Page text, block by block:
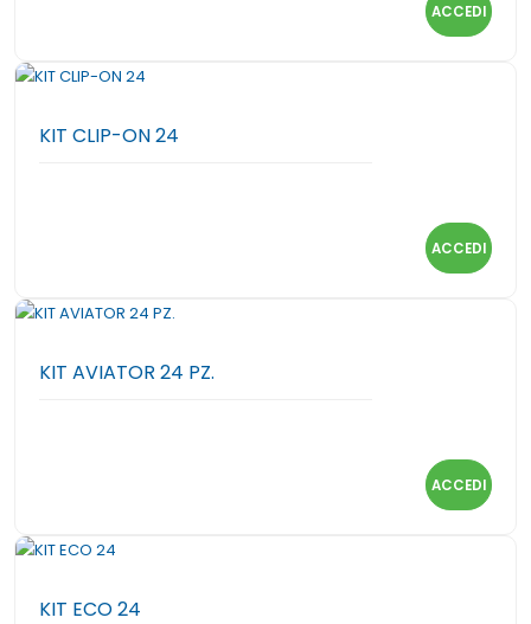
ACCEDI
KIT CLIP-ON 24
ACCEDI
KIT AVIATOR 24 PZ.
ACCEDI
KIT ECO 24